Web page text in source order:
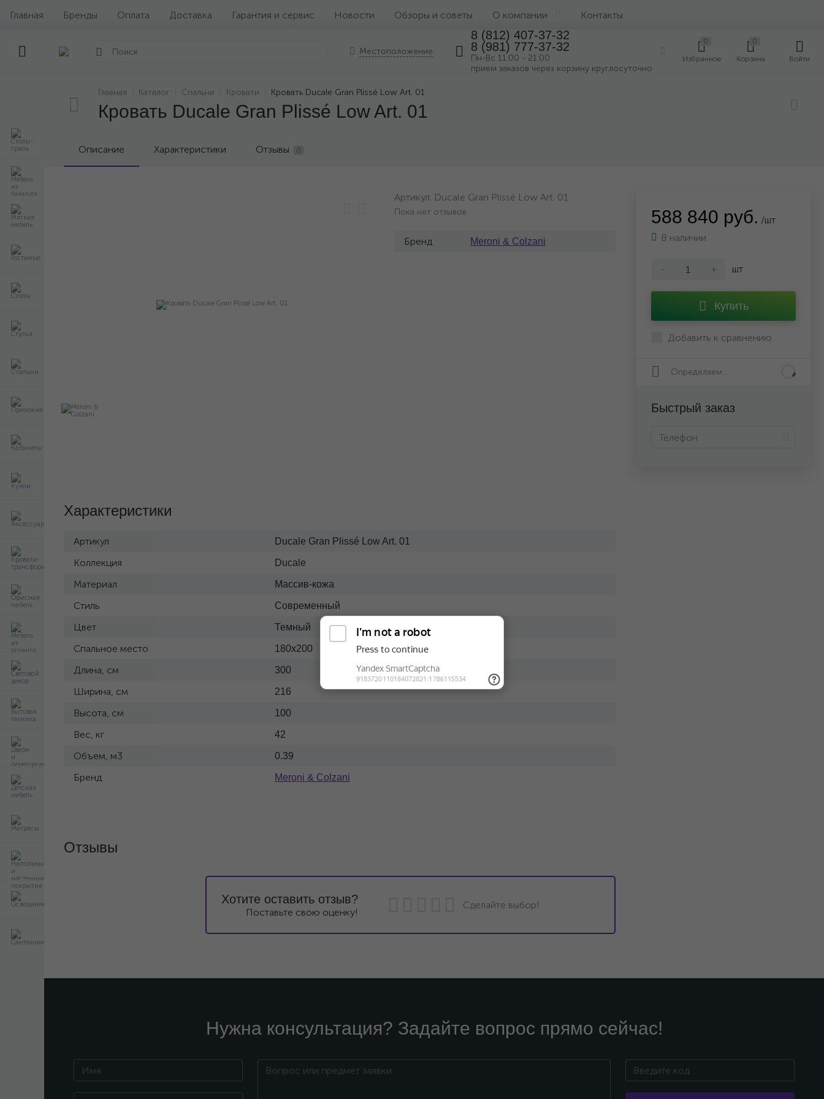
Главная Бренды Оплата Доставка Гарантия и сервис Новости Обзоры и советы О компании Контакты
Местоположение
8 (812) 407-37-32
8 (981) 777-37-32
Пн-Вс 11:00 - 21:00
прием заказов через корзину круглосуточно
0
Избранное
0
Корзина Войти
Главная Каталог Спальни Кровати Кровать Ducale Gran Plissé Low Art. 01
Кровать Ducale Gran Plissé Low Art. 01
Описание Характеристики Отзывы 0
Артикул: Ducale Gran Plissé Low Art. 01
Пока нет отзывов
Бренд Meroni & Colzani
Характеристики
Артикул Ducale Gran Plissé Low Art. 01
Коллекция Ducale
Материал Массив-кожа
Стиль Современный
Цвет Темный
Спальное место 180x200
Длина, см 300
Ширина, см 216
Высота, см 100
Вес, кг 42
Объем, м3 0.39
Бренд Meroni & Colzani
588 840 руб. /шт
В наличии
- + шт
Купить
Добавить к сравнению
Определяем...
Быстрый заказ
Отзывы
Хотите оставить отзыв?
Поставьте свою оценку!
Сделайте выбор!
Нужна консультация? Задайте вопрос прямо сейчас!